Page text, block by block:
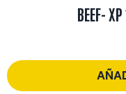
BEEF-